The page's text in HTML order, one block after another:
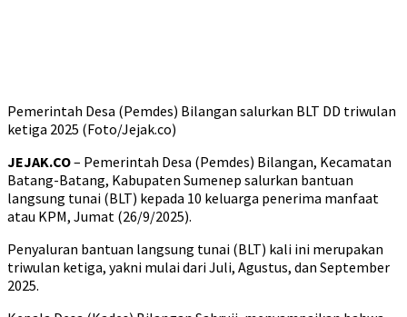
Pemerintah Desa (Pemdes) Bilangan salurkan BLT DD triwulan
ketiga 2025 (Foto/Jejak.co)
JEJAK.CO– Pemerintah Desa (Pemdes) Bilangan, Kecamatan
Batang-Batang, Kabupaten Sumenep salurkan bantuan
langsung tunai (BLT) kepada 10 keluarga penerima manfaat
atau KPM, Jumat (26/9/2025).
Penyaluran bantuan langsung tunai (BLT) kali ini merupakan
triwulan ketiga, yakni mulai dari Juli, Agustus, dan September
2025.